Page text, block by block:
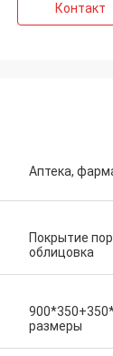
Контакт
Аптека,
Покрытие
облицовка
размеры